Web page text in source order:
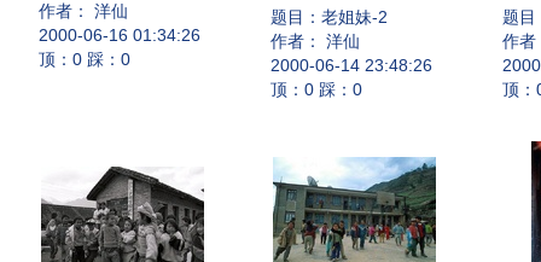
作者： 洋仙
2000-06-16 01:34:26
顶：0 踩：0
题目： 老姐妹-2
作者： 洋仙
2000-06-14 23:48:26
顶：0 踩：0
题目
作者
顶：